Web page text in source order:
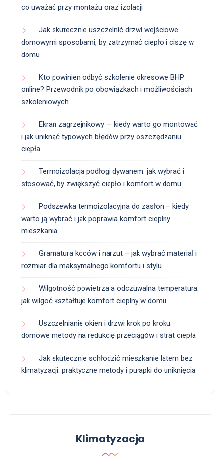
co uważać przy montażu oraz izolacji
Jak skutecznie uszczelnić drzwi wejściowe
domowymi sposobami, by zatrzymać ciepło i ciszę w
domu
Kto powinien odbyć szkolenie okresowe BHP
online? Przewodnik po obowiązkach i możliwościach
szkoleniowych
Ekran zagrzejnikowy — kiedy warto go montować
i jak uniknąć typowych błędów przy oszczędzaniu
ciepła
Termoizolacja podłogi dywanem: jak wybrać i
stosować, by zwiększyć ciepło i komfort w domu
Podszewka termoizolacyjna do zasłon – kiedy
warto ją wybrać i jak poprawia komfort cieplny
mieszkania
Gramatura koców i narzut – jak wybrać materiał i
rozmiar dla maksymalnego komfortu i stylu
Wilgotność powietrza a odczuwalna temperatura:
jak wilgoć kształtuje komfort cieplny w domu
Uszczelnianie okien i drzwi krok po kroku:
domowe metody na redukcję przeciągów i strat ciepła
Jak skutecznie schłodzić mieszkanie latem bez
klimatyzacji: praktyczne metody i pułapki do uniknięcia
Klimatyzacja